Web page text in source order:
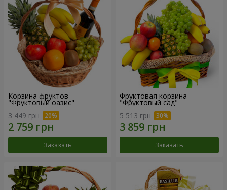
Корзина фруктов
"Фруктовый оазис"
3 449 грн
Заказать
Фруктовая корзина
"Фруктовый сад"
5 513 грн
Заказать